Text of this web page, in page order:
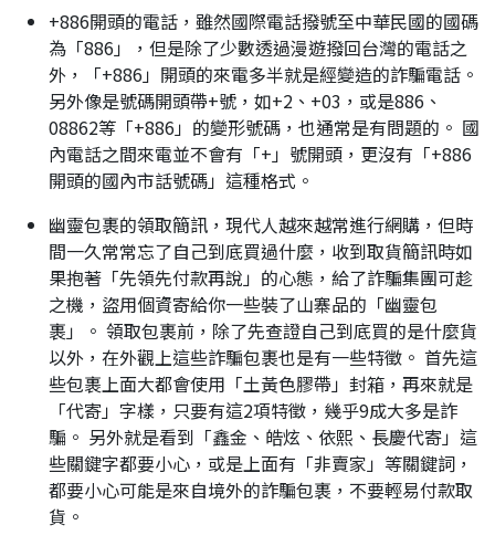
+886開頭的電話，雖然國際電話撥號至中華民國的國碼
為「886」，但是除了少數透過漫遊撥回台灣的電話之
外，「+886」開頭的來電多半就是經變造的詐騙電話。
另外像是號碼開頭帶+號，如+2、+03，或是886、
08862等「+886」的變形號碼，也通常是有問題的。 國
內電話之間來電並不會有「+」號開頭，更沒有「+886
開頭的國內市話號碼」這種格式。
幽靈包裹的領取簡訊，現代人越來越常進行網購，但時
間一久常常忘了自己到底買過什麼，收到取貨簡訊時如
果抱著「先領先付款再說」的心態，給了詐騙集團可趁
之機，盜用個資寄給你一些裝了山寨品的「幽靈包
裹」。 領取包裹前，除了先查證自己到底買的是什麼貨
以外，在外觀上這些詐騙包裹也是有一些特徵。 首先這
些包裹上面大都會使用「土黃色膠帶」封箱，再來就是
「代寄」字樣，只要有這2項特徵，幾乎9成大多是詐
騙。 另外就是看到「鑫金、皓炫、依熙、長慶代寄」這
些關鍵字都要小心，或是上面有「非賣家」等關鍵詞，
都要小心可能是來自境外的詐騙包裹，不要輕易付款取
貨。